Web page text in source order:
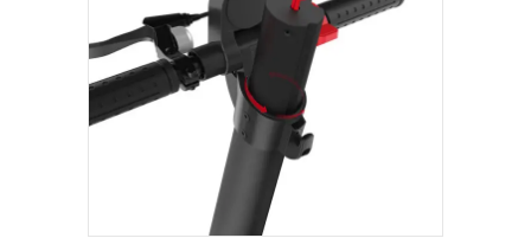
PRIDĖTI Į KREPŠELĮ